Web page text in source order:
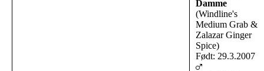
Damme
(Windline's
Medium Grab &
Zalazar Ginger
Spice)
Født: 29.3.2007